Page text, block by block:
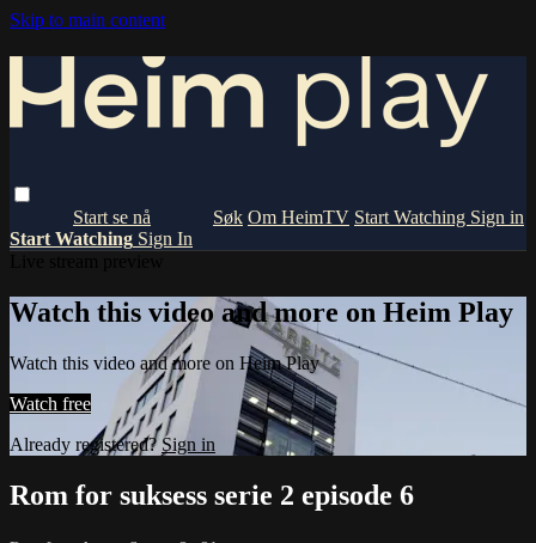
Skip to main content
Om HeimTV Start Watching Sign in
Start Watching Sign In
Watch this video and more on Heim Play
Watch this video and more on Heim Play
Watch free
Already registered? Sign in
Rom for suksess serie 2 episode 6